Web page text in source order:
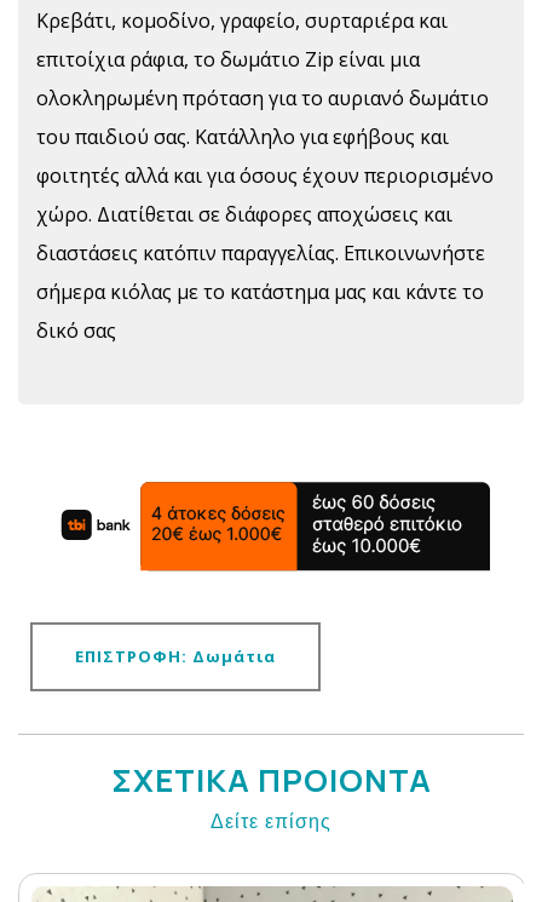
Κρεβάτι, κομοδίνο, γραφείο, συρταριέρα και
επιτοίχια ράφια, το δωμάτιο Zip είναι μια
ολοκληρωμένη πρόταση για το αυριανό δωμάτιο
του παιδιού σας. Κατάλληλο για εφήβους και
φοιτητές αλλά και για όσους έχουν περιορισμένο
χώρο. Διατίθεται σε διάφορες αποχώσεις και
διαστάσεις κατόπιν παραγγελίας. Επικοινωνήστε
σήμερα κιόλας με το κατάστημα μας και κάντε το
δικό σας
ΕΠΙΣΤΡΟΦΗ: Δωμάτια
ΣΧΕΤΙΚΑ ΠΡΟΙΟΝΤΑ
Δείτε επίσης